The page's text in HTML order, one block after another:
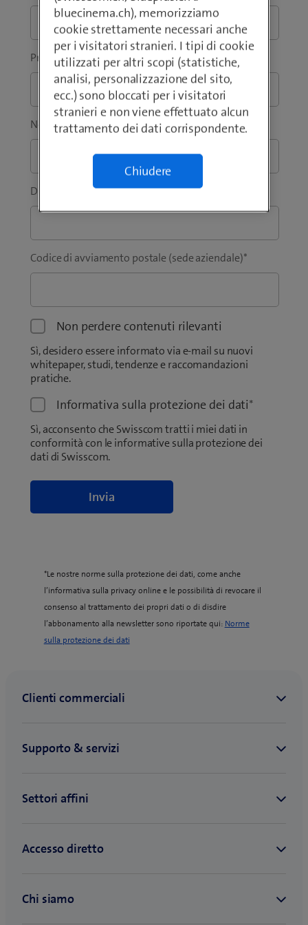
Prefisso* Telefono*
Nome* Cognome*
Ditta / Istituzione*
Codice di avviamento postale (sede aziendale)*
Non perdere contenuti rilevanti
Sì, desidero essere informato via e-mail su nuovi
whitepaper, studi, tendenze e raccomandazioni
pratiche.
Informativa sulla protezione dei dati*
Sì, acconsento che Swisscom tratti i miei dati in
conformità con le informative sulla protezione dei
dati di Swisscom.
*Le nostre norme sulla protezione dei dati, come anche
l’informativa sulla privacy online e le possibilità di revocare il
consenso al trattamento dei propri dati o di disdire
l’abbonamento alla newsletter sono riportate qui: Norme
sulla protezione dei dati(
bluecinema.ch), memorizziamo
cookie strettamente necessari anche
per i visitatori stranieri. I tipi di cookie
utilizzati per altri scopi (statistiche,
analisi, personalizzazione del sito,
ecc.) sono bloccati per i visitatori
stranieri e non viene effettuato alcun
trattamento dei dati corrispondente.
Chiudere